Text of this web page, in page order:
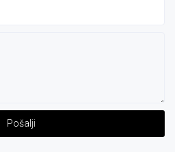
Pošalji